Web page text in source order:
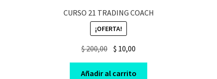
CURSO 21 TRADING COACH
¡OFERTA!
$200,00 Original
price
was:
$ 10,00
price
is:
Añadir al carrito